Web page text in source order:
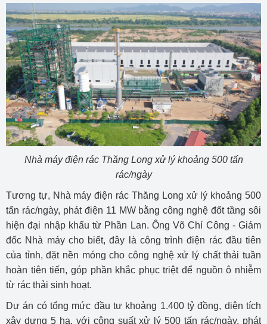
Nhà máy điện rác Thăng Long xử lý khoảng 500 tấn
rác/ngày
Tương tự, Nhà máy điện rác Thăng Long xử lý khoảng 500
tấn rác/ngày, phát điện 11 MW bằng công nghệ đốt tầng sôi
hiện đại nhập khẩu từ Phần Lan. Ông Võ Chí Công - Giám
đốc Nhà máy cho biết, đây là công trình điện rác đầu tiên
của tỉnh, đặt nền móng cho công nghệ xử lý chất thải tuần
hoàn tiên tiến, góp phần khắc phục triệt để nguồn ô nhiễm
từ rác thải sinh hoạt.
Dự án có tổng mức đầu tư khoảng 1.400 tỷ đồng, diện tích
xây dựng 5 ha, với công suất xử lý 500 tấn rác/ngày, phát